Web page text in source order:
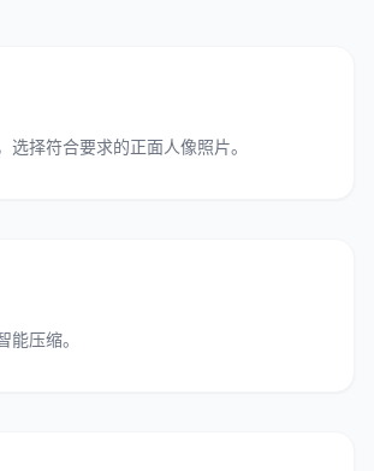
选择符合要求的正面人像照片。
能压缩。